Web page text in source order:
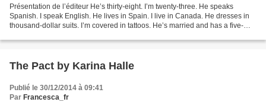
Présentation de l’éditeur He’s thirty-eight. I’m twenty-three. He speaks
Spanish. I speak English. He lives in Spain. I live in Canada. He dresses in
thousand-dollar suits. I’m covered in tattoos. He’s married and has a five-
The Pact by Karina Halle
Publié le 30/12/2014 à 09:41
Par Francesca_fr